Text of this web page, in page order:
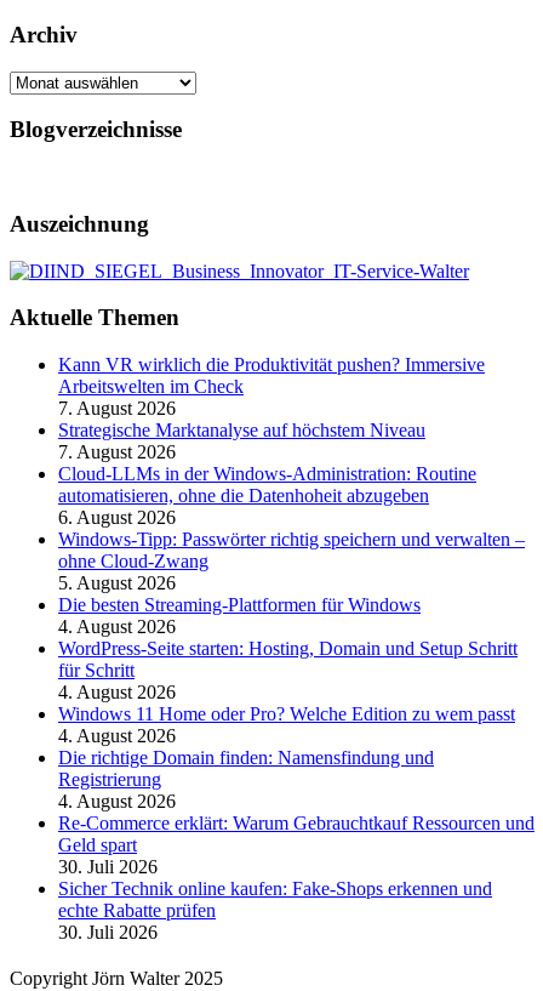
Archiv
Archiv
Blogverzeichnisse
Auszeichnung
Aktuelle Themen
Kann VR wirklich die Produktivität pushen? Immersive
Arbeitswelten im Check
7. August 2026
Strategische Marktanalyse auf höchstem Niveau
7. August 2026
Cloud-LLMs in der Windows-Administration: Routine
automatisieren, ohne die Datenhoheit abzugeben
6. August 2026
Windows-Tipp: Passwörter richtig speichern und verwalten –
ohne Cloud-Zwang
5. August 2026
Die besten Streaming-Plattformen für Windows
4. August 2026
WordPress-Seite starten: Hosting, Domain und Setup Schritt
für Schritt
4. August 2026
Windows 11 Home oder Pro? Welche Edition zu wem passt
4. August 2026
Die richtige Domain finden: Namensfindung und
Registrierung
4. August 2026
Re-Commerce erklärt: Warum Gebrauchtkauf Ressourcen und
Geld spart
30. Juli 2026
Sicher Technik online kaufen: Fake-Shops erkennen und
echte Rabatte prüfen
30. Juli 2026
Copyright Jörn Walter 2025